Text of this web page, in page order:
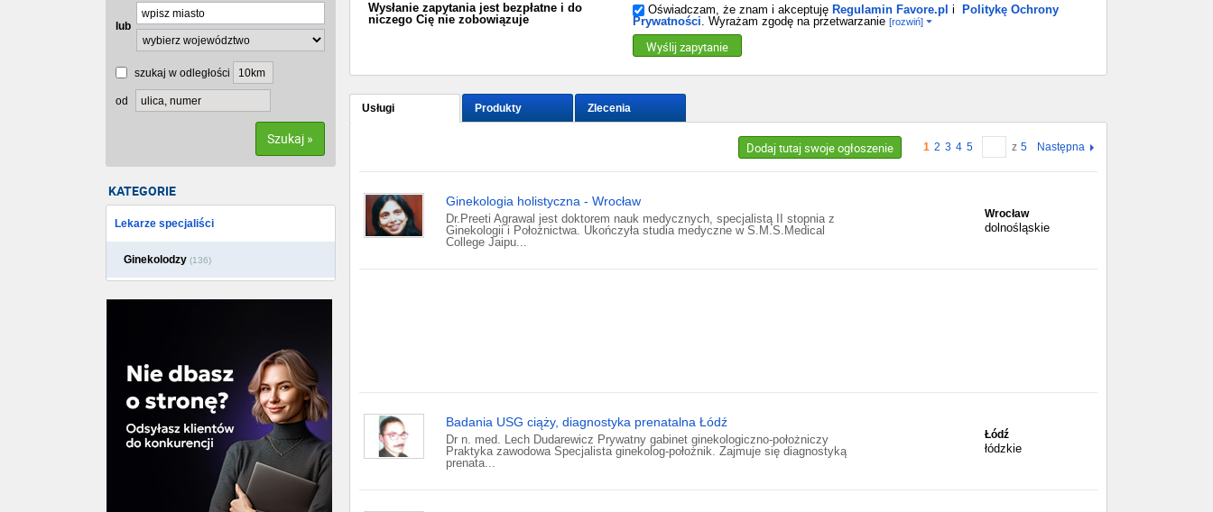
lub
szukaj w odległości
od
Szukaj »
KATEGORIE
Lekarze specjaliści
Ginekolodzy (136)
Wysłanie zapytania jest bezpłatne i do
niczego Cię nie zobowiązuje
Oświadczam, że znam i akceptuję Regulamin Favore.pl i
Politykę Ochrony
Prywatności. Wyrażam zgodę na przetwarzanie [rozwiń]
Wyślij zapytanie
Usługi Produkty Zlecenia
Dodaj tutaj swoje ogłoszenie 1 2 3 4 5 z 5 Następna
Ginekologia holistyczna - Wrocław
Dr.Preeti Agrawal jest doktorem nauk medycznych, specjalistą II stopnia z
Ginekologii i Położnictwa. Ukończyła studia medyczne w S.M.S.Medical
College Jaipu...
Wrocław
dolnośląskie
Badania USG ciąży, diagnostyka prenatalna Łódź
Dr n. med. Lech Dudarewicz Prywatny gabinet ginekologiczno-położniczy
Praktyka zawodowa Specjalista ginekolog-położnik. Zajmuje się diagnostyką
prenata...
Łódź
łódzkie